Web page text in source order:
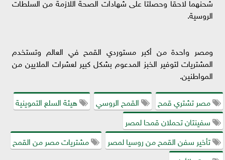
الروسية.
ومصر واحدة من أكبر مستوردي القمح في العالم وتستخدم
المشتريات لتوفير الخبز المدعوم بشكل كبير لعشرات الملايين من
المواطنين.
مصر تشتري قمح
القمح الروسي
هيئة السلع التموينية
سفينتان تحملان قمحا لمصر
تأخير سفن القمح من روسيا لمصر
مشتريات مصر من القمح